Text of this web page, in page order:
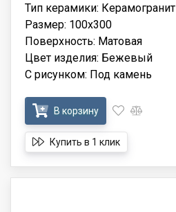
Тип керамики: Керамогранит
Размер: 100x300
Поверхность: Матовая
Цвет изделия: Бежевый
С рисунком: Под камень
В корзину
Купить в 1 клик